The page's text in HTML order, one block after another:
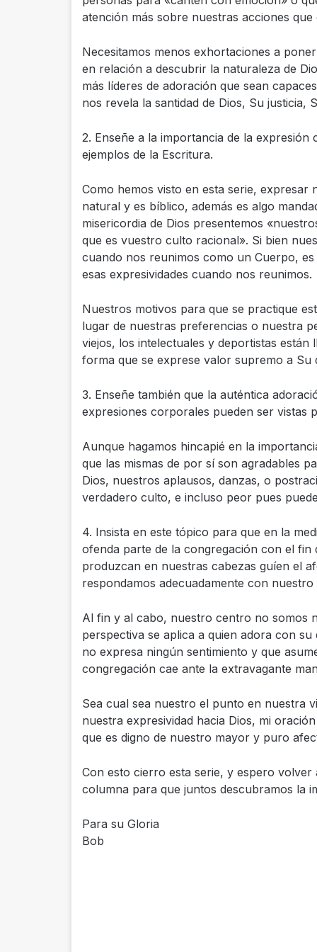
atención más sobre nuestras acciones
Necesitamos menos exhortaciones a
en relación a descubrir la naturaleza de
más líderes de adoración que sean
nos revela la santidad de Dios, Su justicia,
2. Enseñe a la importancia de la
ejemplos de la Escritura.
Como hemos visto en esta serie,
natural y es bíblico, además es algo
misericordia de Dios presentemos
que es vuestro culto racional». Si bien
cuando nos reunimos como un Cuerpo,
esas expresividades cuando nos reunimos.
Nuestros motivos para que se practique
lugar de nuestras preferencias o nuestra
viejos, los intelectuales y deportistas
forma que se exprese valor supremo a Su
3. Enseñe también que la auténtica
expresiones corporales pueden ser vistas
Aunque hagamos hincapié en la
que las mismas de por sí son agradables
Dios, nuestros aplausos, danzas, o
verdadero culto, e incluso peor pues
4. Insista en este tópico para que en la
ofenda parte de la congregación con el fin
produzcan en nuestras cabezas guíen el
respondamos adecuadamente con
Al fin y al cabo, nuestro centro no somos
perspectiva se aplica a quien adora con
no expresa ningún sentimiento y que
congregación cae ante la extravagante
Sea cual sea nuestro el punto en nuestra
nuestra expresividad hacia Dios, mi
que es digno de nuestro mayor y puro
Con esto cierro esta serie, y espero
columna para que juntos descubramos la
Para su Gloria
Bob